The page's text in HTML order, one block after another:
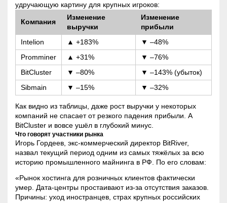
удручающую картину для крупных игроков:
Компания
Изменение
выручки
Изменение
прибыли
Intelion
▲ +183%
▼ –48%
Promminer
▲ +31%
▼ –76%
BitCluster
▼ –80%
▼ –143% (убыток)
Sibmain
▼ –15% ▼ –32%
Как видно из таблицы, даже рост выручки у некоторых
компаний не спасает от резкого падения прибыли. А
BitCluster и вовсе ушёл в глубокий минус.
Что говорят участники рынка
Игорь Гордеев, экс-коммерческий директор BitRiver,
назвал текущий период одним из самых тяжёлых за всю
историю промышленного майнинга в РФ. По его словам:
«Рынок хостинга для розничных клиентов фактически
умер. Дата-центры простаивают из-за отсутствия заказов.
Причины: уход иностранцев, страх крупных российских